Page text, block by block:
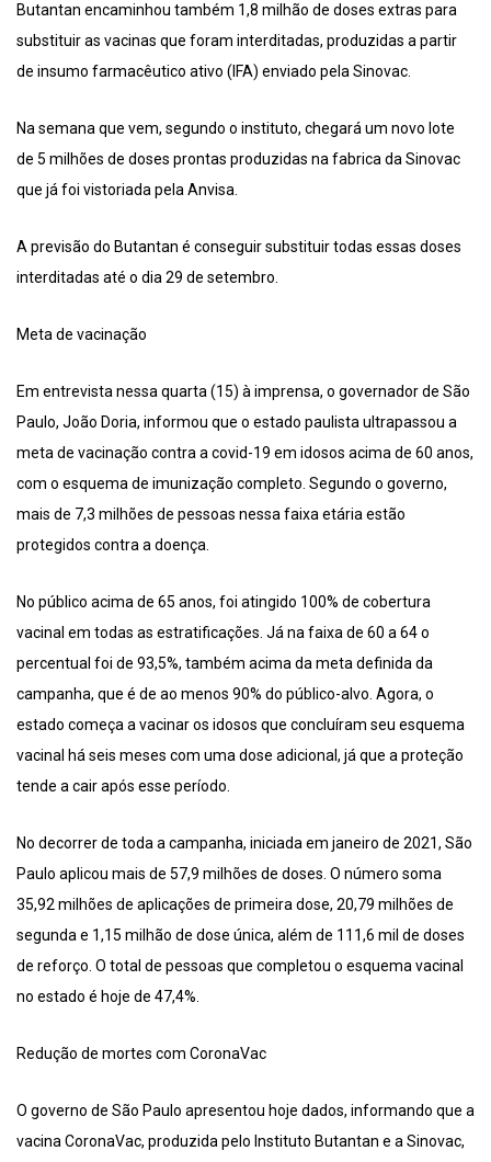
Butantan encaminhou também 1,8 milhão de doses extras para
substituir as vacinas que foram interditadas, produzidas a partir
de insumo farmacêutico ativo (IFA) enviado pela Sinovac.
Na semana que vem, segundo o instituto, chegará um novo lote
de 5 milhões de doses prontas produzidas na fabrica da Sinovac
que já foi vistoriada pela Anvisa.
A previsão do Butantan é conseguir substituir todas essas doses
interditadas até o dia 29 de setembro.
Meta de vacinação
Em entrevista nessa quarta (15) à imprensa, o governador de São
Paulo, João Doria, informou que o estado paulista ultrapassou a
meta de vacinação contra a covid-19 em idosos acima de 60 anos,
com o esquema de imunização completo. Segundo o governo,
mais de 7,3 milhões de pessoas nessa faixa etária estão
protegidos contra a doença.
No público acima de 65 anos, foi atingido 100% de cobertura
vacinal em todas as estratificações. Já na faixa de 60 a 64 o
percentual foi de 93,5%, também acima da meta definida da
campanha, que é de ao menos 90% do público-alvo. Agora, o
estado começa a vacinar os idosos que concluíram seu esquema
vacinal há seis meses com uma dose adicional, já que a proteção
tende a cair após esse período.
No decorrer de toda a campanha, iniciada em janeiro de 2021, São
Paulo aplicou mais de 57,9 milhões de doses. O número soma
35,92 milhões de aplicações de primeira dose, 20,79 milhões de
segunda e 1,15 milhão de dose única, além de 111,6 mil de doses
de reforço. O total de pessoas que completou o esquema vacinal
no estado é hoje de 47,4%.
Redução de mortes com CoronaVac
O governo de São Paulo apresentou hoje dados, informando que a
vacina CoronaVac, produzida pelo Instituto Butantan e a Sinovac,